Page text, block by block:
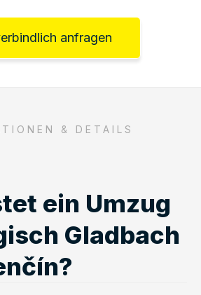
anfragen
& DETAILS
ein Umzug
Gladbach